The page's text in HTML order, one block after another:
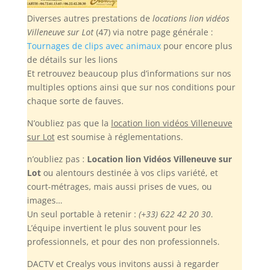
Diverses autres prestations de locations lion vidéos
Villeneuve sur Lot(47) via notre page générale :
Tournages de clips avec animauxpour encore plus
de détails sur les lions
Et retrouvez beaucoup plus d’informations sur nos
multiples options ainsi que sur nos conditions pour
chaque sorte de fauves.
N’oubliez pas que la location lion vidéos Villeneuve
sur Lotest soumise à réglementations.
n’oubliez pas : Location lion Vidéos Villeneuve sur
Lotou alentours destinée à vos clips variété, et
court-métrages, mais aussi prises de vues, ou
images…
Un seul portable à retenir : (+33) 622 42 20 30.
L’équipe invertient le plus souvent pour les
professionnels, et pour des non professionnels.
DACTV et Crealys vous invitons aussi à regarder